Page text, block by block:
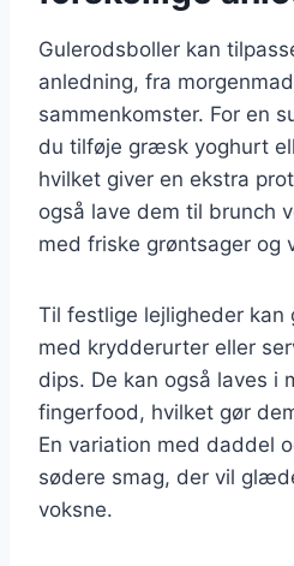
Gulerodsboller kan
anledning, fra
sammenkomster. For en
du tilføje græsk yoghurt
hvilket giver en ekstra
også lave dem til brunch
med friske grøntsager og
Til festlige lejligheder kan
med krydderurter eller
dips. De kan også laves i
fingerfood, hvilket gør
En variation med daddel
sødere smag, der vil
voksne.